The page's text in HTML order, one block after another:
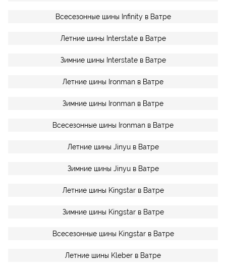
Всесезонные шины Infinity в Ватре
Летние шины Interstate в Ватре
Зимние шины Interstate в Ватре
Летние шины Ironman в Ватре
Зимние шины Ironman в Ватре
Всесезонные шины Ironman в Ватре
Летние шины Jinyu в Ватре
Зимние шины Jinyu в Ватре
Летние шины Kingstar в Ватре
Зимние шины Kingstar в Ватре
Всесезонные шины Kingstar в Ватре
Летние шины Kleber в Ватре